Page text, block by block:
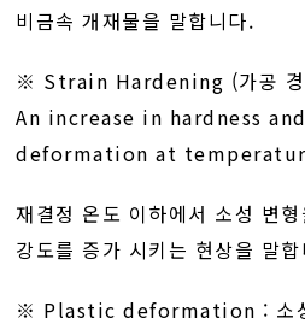
비금속 개재물을 말합니다.
※ Strain Hardening (가공 경
An increase in hardness
deformation at
재결정 온도 이하에서 소성 변
강도를 증가 시키는 현상을 말
※ Plastic deformation : 소